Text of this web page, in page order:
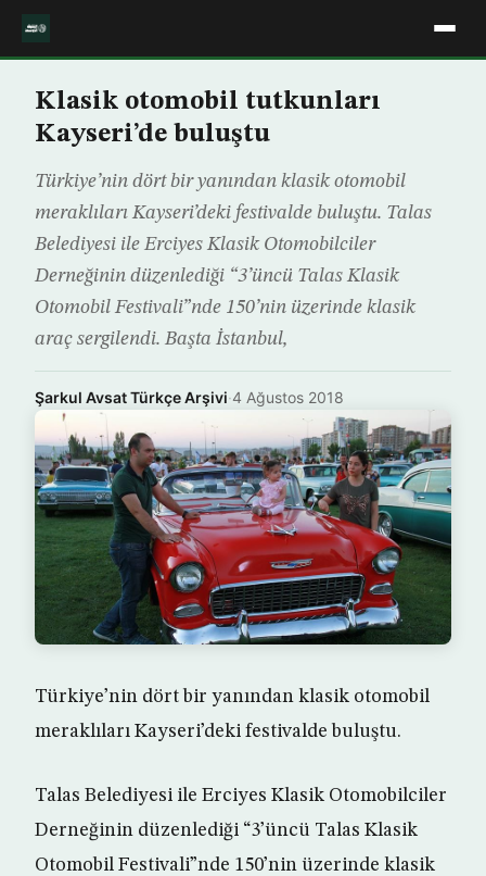
Klasik otomobil tutkunları
Kayseri’de buluştu
Türkiye’nin dört bir yanından klasik otomobil
meraklıları Kayseri’deki festivalde buluştu. Talas
Belediyesi ile Erciyes Klasik Otomobilciler
Derneğinin düzenlediği “3’üncü Talas Klasik
Otomobil Festivali”nde 150’nin üzerinde klasik
araç sergilendi. Başta İstanbul,
Şarkul Avsat Türkçe Arşivi·4 Ağustos 2018
Türkiye’nin dört bir yanından klasik otomobil
meraklıları Kayseri’deki festivalde buluştu.
Talas Belediyesi ile Erciyes Klasik Otomobilciler
Derneğinin düzenlediği “3’üncü Talas Klasik
Otomobil Festivali”nde 150’nin üzerinde klasik